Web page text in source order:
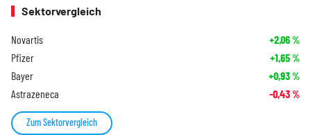
Sektorvergleich
Novartis +2,06%
Pfizer +1,65%
Bayer +0,93%
Astrazeneca -0,43%
Zum Sektorvergleich